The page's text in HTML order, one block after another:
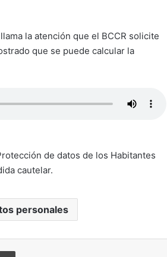
la atención que el BCCR solicite
que se puede calcular la
de datos de los Habitantes
cautelar.
personales
correo electrónicoImprimir